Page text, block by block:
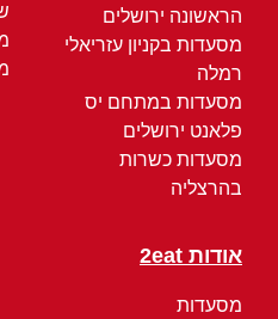
הראשונה ירושלים
מסעדות בקניון עזריאלי
רמלה
מסעדות במתחם יס
פלאנט ירושלים
מסעדות כשרות
בהרצליה
אודות 2eat
מסעדות